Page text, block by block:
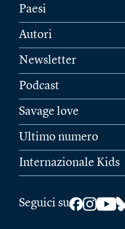
Paesi
Autori
Newsletter
Podcast
Savage love
Ultimo numero
Internazionale Kids
Seguici su